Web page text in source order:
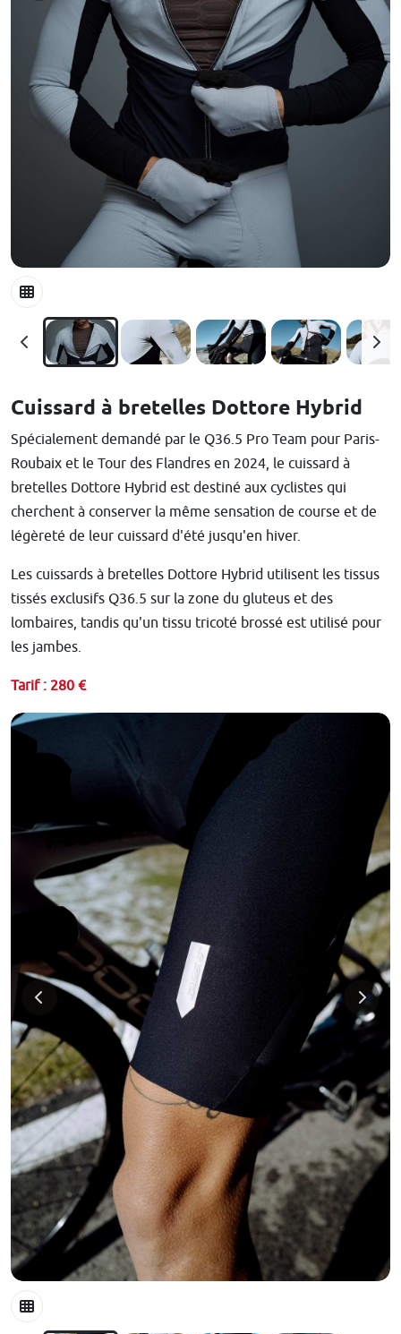
Cuissard à bretelles Dottore Hybrid
Spécialement demandé par le Q36.5 Pro Team pour Paris-
Roubaix et le Tour des Flandres en 2024, le cuissard à
bretelles Dottore Hybrid est destiné aux cyclistes qui
cherchent à conserver la même sensation de course et de
légèreté de leur cuissard d'été jusqu'en hiver.
Les cuissards à bretelles Dottore Hybrid utilisent les tissus
tissés exclusifs Q36.5 sur la zone du gluteus et des
lombaires, tandis qu'un tissu tricoté brossé est utilisé pour
les jambes.
Tarif : 280 €